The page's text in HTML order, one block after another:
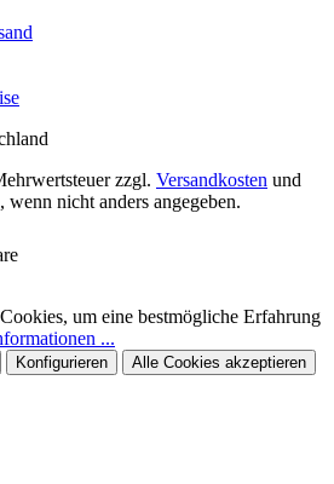
zzgl. Versandkosten und
nicht anders angegeben.
um eine bestmögliche Erfahrung
...
Konfigurieren Alle Cookies akzeptieren